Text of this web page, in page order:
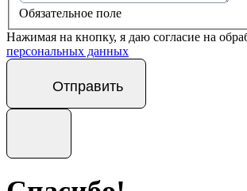
Обязательное поле
Нажимая на кнопку, я даю согласие на
персональных данных
Отправить